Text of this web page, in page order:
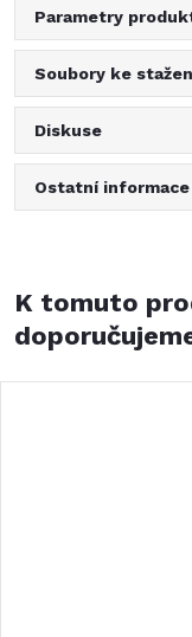
Parametry
Soubory ke
Diskuse
Ostatní informace
K tomuto